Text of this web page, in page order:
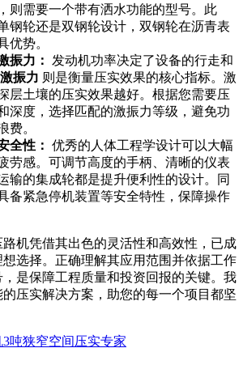
则需要一个带有洒水功能的型号。此
钢轮还是双钢轮设计，双钢轮在沥青表
优势。
振力：
发动机功率决定了设备的行走和
激振力 则是衡量压实效果的核心指标。激
层土壤的压实效果越好。根据您需要压
深度，选择匹配的激振力等级，避免功
费。
全性： 优秀的人体工程学设计可以大幅
劳感。可调节高度的手柄、清晰的仪表
输的集成轮都是提升便利性的设计。同
备紧急停机装置等安全特性，保障操作
机凭借其出色的灵活性和高效性，已成
选择。正确理解其应用范围并依据工作
是保障工程质量和投资回报的关键。我
压实解决方案，助您的每一个项目都坚
吨狭窄空间压实专家